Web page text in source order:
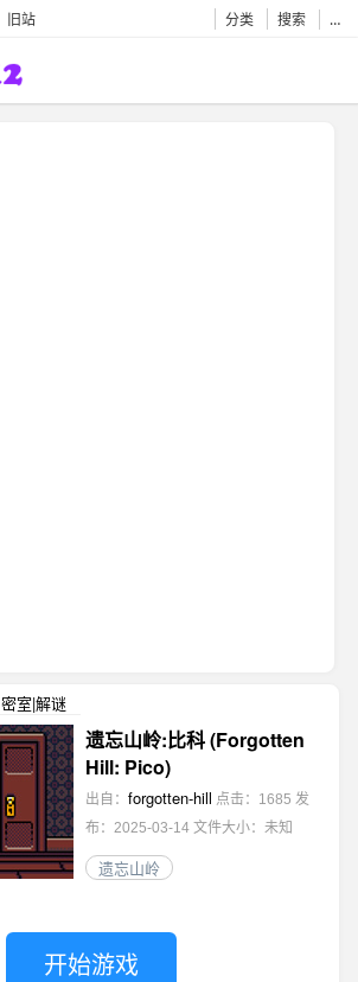
旧站 分类 搜索 …
密室|解谜
遗忘山岭:比科 (Forgotten
Hill: Pico)
出自： forgotten-hill 点击：1685 发
布：2025-03-14 文件大小：未知
遗忘山岭
开始游戏